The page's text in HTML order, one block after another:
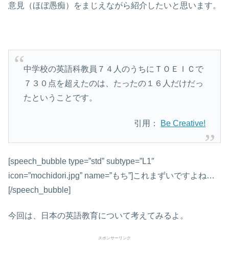
意見（ほぼ愚痴）をまじえながら紹介したいと思います。
中学校の英語科教員７４人のうちにＴＯＥＩＣで
７３０点を超えたのは、たったの１６人だけだっ
たということです。
引用： Be Creative!
[speech_bubble type=”std” subtype=”L1″
icon=”mochidori.jpg” name=”もち”]これまずいですよね…
[/speech_bubble]
今回は、日本の英語教育について考えてみるよ。
スポンサーリンク